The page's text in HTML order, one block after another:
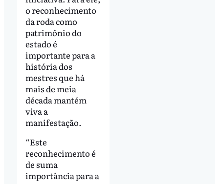
o reconhecimento
da roda como
patrimônio do
estado é
importante para a
história dos
mestres que há
mais de meia
década mantém
viva a
manifestação.
“Este
reconhecimento é
de suma
importância para a